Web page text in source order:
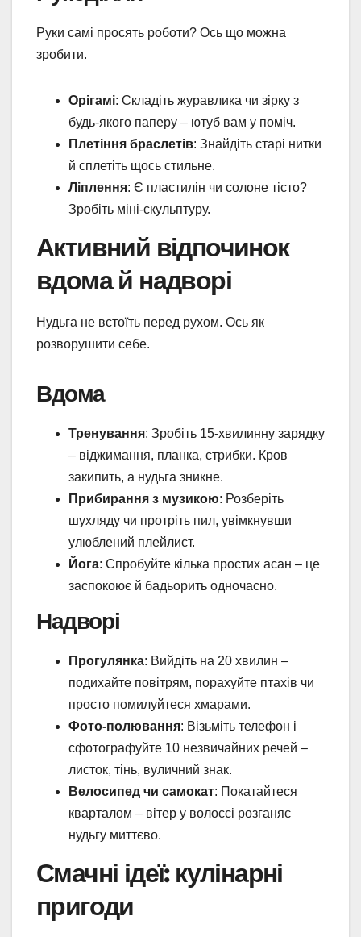
Руки самі просять роботи? Ось що можна
зробити.
Орігамі: Складіть журавлика чи зірку з
будь-якого паперу – ютуб вам у поміч.
Плетіння браслетів: Знайдіть старі нитки
й сплетіть щось стильне.
Ліплення: Є пластилін чи солоне тісто?
Зробіть міні-скульптуру.
Активний відпочинок
вдома й надворі
Нудьга не встоїть перед рухом. Ось як
розворушити себе.
Вдома
Тренування: Зробіть 15-хвилинну зарядку
– віджимання, планка, стрибки. Кров
закипить, а нудьга зникне.
Прибирання з музикою: Розберіть
шухляду чи протріть пил, увімкнувши
улюблений плейлист.
Йога: Спробуйте кілька простих асан – це
заспокоює й бадьорить одночасно.
Надворі
Прогулянка: Вийдіть на 20 хвилин –
подихайте повітрям, порахуйте птахів чи
просто помилуйтеся хмарами.
Фото-полювання: Візьміть телефон і
сфотографуйте 10 незвичайних речей –
листок, тінь, вуличний знак.
Велосипед чи самокат: Покатайтеся
кварталом – вітер у волоссі розганяє
нудьгу миттєво.
Смачні ідеї: кулінарні
пригоди